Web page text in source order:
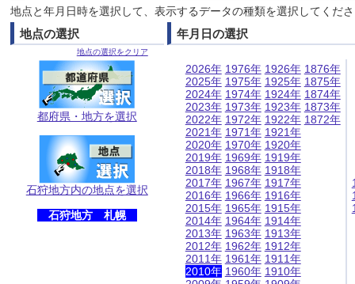
地点と年月日時を選択して、表示するデータの種類を選択してくだ
地点の選択
地点の選択をクリア
都府県・地方を選択
石狩地方内の地点を選択
石狩地方 札幌
年月日の選択
2026年
2025年
2024年
2023年
2022年
2021年
2020年
2019年
2018年
2017年
2016年
2015年
2014年
2013年
2012年
2011年
2010年
1976年
1975年
1974年
1973年
1972年
1971年
1970年
1969年
1968年
1967年
1966年
1965年
1964年
1963年
1962年
1961年
1960年
1926年
1925年
1924年
1923年
1922年
1921年
1920年
1919年
1918年
1917年
1916年
1915年
1914年
1913年
1912年
1911年
1910年
1876年
1875年
1874年
1873年
1872年